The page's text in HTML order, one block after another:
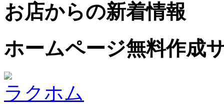
お店からの新着情報
ホームページ無料作成
ラクホム